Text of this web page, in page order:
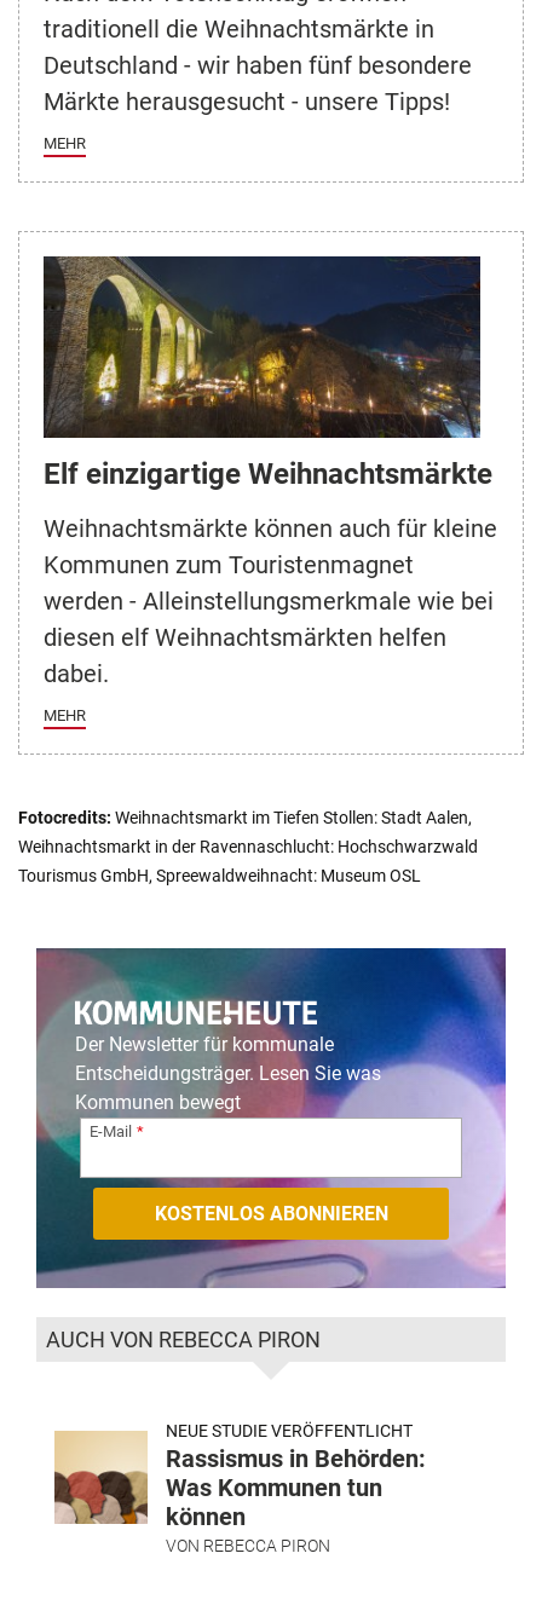
traditionell die Weihnachtsmärkte in
Deutschland - wir haben fünf besondere
Märkte herausgesucht - unsere Tipps!
MEHR
Elf einzigartige Weihnachtsmärkte
Weihnachtsmärkte können auch für kleine
Kommunen zum Touristenmagnet
werden - Alleinstellungsmerkmale wie bei
diesen elf Weihnachtsmärkten helfen
dabei.
MEHR
Fotocredits: Weihnachtsmarkt im Tiefen Stollen: Stadt Aalen,
Weihnachtsmarkt in der Ravennaschlucht: Hochschwarzwald
Tourismus GmbH, Spreewaldweihnacht: Museum OSL
Der Newsletter für kommunale
Entscheidungsträger. Lesen Sie was
Kommunen bewegt
E-Mail
AUCH VON REBECCA PIRON
NEUE STUDIE VERÖFFENTLICHT
Rassismus in Behörden:
Was Kommunen tun
können
VON REBECCA PIRON